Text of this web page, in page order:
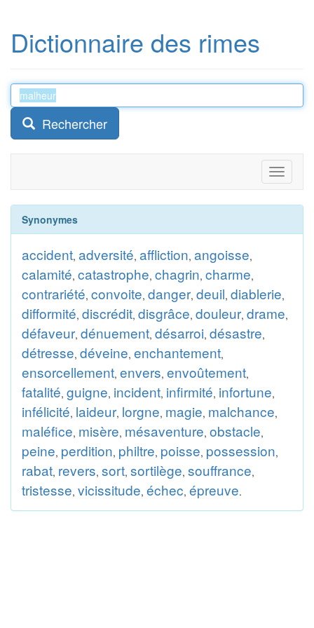
Dictionnaire des rimes
Rechercher
Toggle
Synonymes
accident, adversité, affliction, angoisse,
calamité, catastrophe, chagrin, charme,
contrariété, convoite, danger, deuil, diablerie,
difformité, discrédit, disgrâce, douleur, drame,
défaveur, dénuement, désarroi, désastre,
détresse, déveine, enchantement,
ensorcellement, envers, envoûtement,
fatalité, guigne, incident, infirmité, infortune,
infélicité, laideur, lorgne, magie, malchance,
maléfice, misère, mésaventure, obstacle,
peine, perdition, philtre, poisse, possession,
rabat, revers, sort, sortilège, souffrance,
tristesse, vicissitude, échec, épreuve.